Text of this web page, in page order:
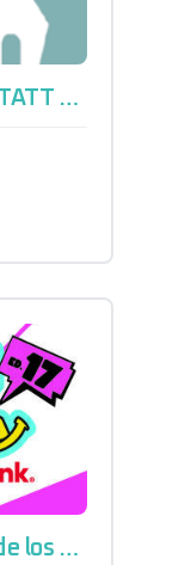
CARRERA DE SCHOENSTATT QUERÉTARO 2026
17ª Carrera “La Alegría de los Niños” Parque Industrial El Marqués 2026